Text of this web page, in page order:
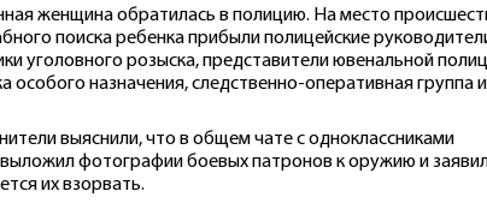
женщина обратилась в полицию. На место
поиска ребенка прибыли полицейские
уголовного розыска, представители ювенальной
особого назначения, следственно-оперативная группа и
выяснили, что в общем чате с одноклассниками
фотографии боевых патронов к оружию и
их взорвать.